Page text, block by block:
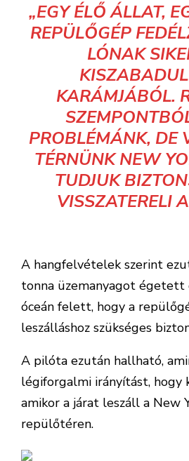
„EGY ÉLŐ ÁLLAT,
REPÜLŐGÉP
LÓNAK
KARÁMJÁBÓL.
PROBLÉMÁNK, DE
TÉRNÜNK NEW
TUDJUK
VISSZATERELI
A hangfelvételek szerint
tonna üzemanyagot
óceán felett, hogy a
leszálláshoz szükséges
A pilóta ezután hallható,
légiforgalmi irányítást, hogy
amikor a járat leszáll a New
repülőtéren.